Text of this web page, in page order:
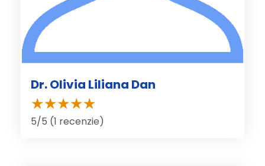
Dr. Olivia Liliana Dan
5/5 (1 recenzie)